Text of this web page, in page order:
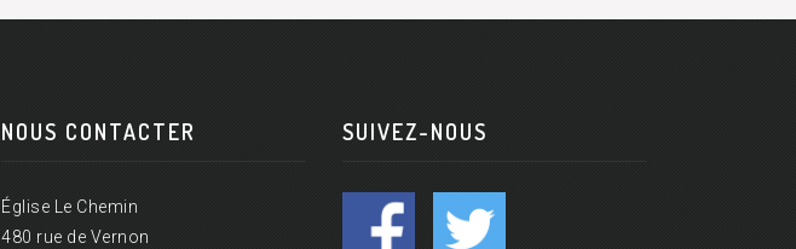
NOUS CONTACTER
Église Le Chemin
480 rue de Vernon
SUIVEZ-NOUS